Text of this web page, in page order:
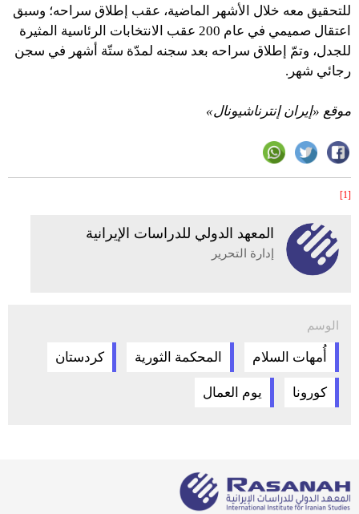
للتحقيق معه خلال الأشهر الماضية، عقب إطلاق سراحه؛ وسبق
اعتقال صميمي في عام 200 عقب الانتخابات الرئاسية المثيرة
للجدل، وتمّ إطلاق سراحه بعد سجنه لمدّة ستّة أشهر في سجن
رجائي شهر.
موقع «إيران إنترناشيونال»
[1]
المعهد الدولي للدراسات الإيرانية
إدارة التحرير
الوسم
أُمهات السلام المحكمة الثورية كردستان
كورونا يوم العمال